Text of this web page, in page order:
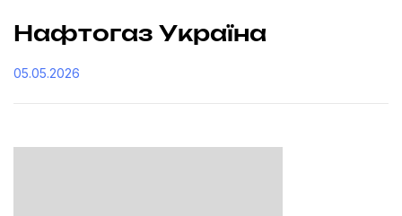
Нафтогаз Україна
05.05.2026